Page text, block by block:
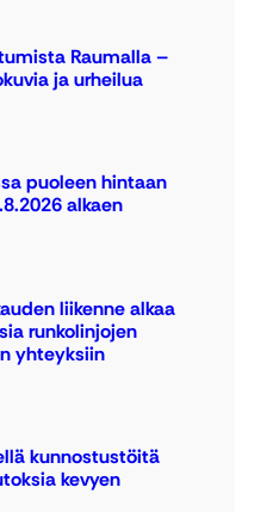
Raumalla –
ja urheilua
puoleen hintaan
alkaen
liikenne alkaa
runkolinjojen
yhteyksiin
kunnostustöitä
kevyen